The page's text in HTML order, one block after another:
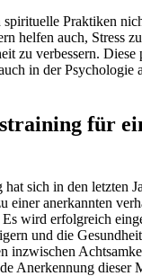
Praktiken
helfen auch, Stress
zu verbessern.
in der Psychologie
für
sich in den letzten
einer anerkannten
wird erfolgreich
und die
inzwischen
Anerkennung dieser